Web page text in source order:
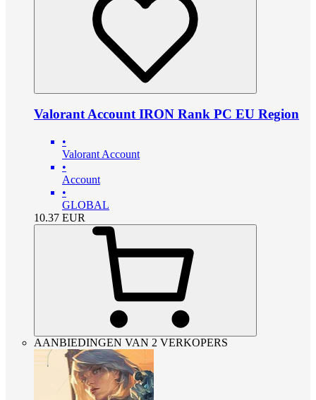
Valorant Account IRON Rank PC EU Region
•
Valorant Account
•
Account
•
GLOBAL
10.37 EUR
AANBIEDINGEN VAN 2 VERKOPERS